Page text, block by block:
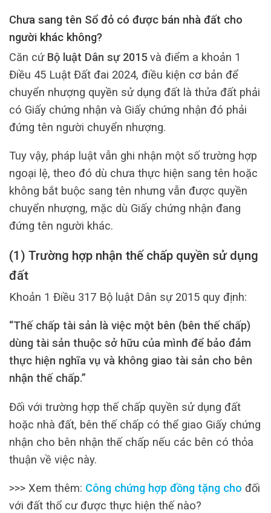
Chưa sang tên Sổ đỏ có được bán nhà đất cho
người khác không?
Căn cứ Bộ luật Dân sự 2015và điểm a khoản 1
Điều 45 Luật Đất đai 2024, điều kiện cơ bản để
chuyển nhượng quyền sử dụng đất là thửa đất phải
có Giấy chứng nhận và Giấy chứng nhận đó phải
đứng tên người chuyển nhượng.
Tuy vậy, pháp luật vẫn ghi nhận một số trường hợp
ngoại lệ, theo đó dù chưa thực hiện sang tên hoặc
không bắt buộc sang tên nhưng vẫn được quyền
chuyển nhượng, mặc dù Giấy chứng nhận đang
đứng tên người khác.
(1) Trường hợp nhận thế chấp quyền sử dụng
đất
Khoản 1 Điều 317 Bộ luật Dân sự 2015 quy định:
“Thế chấp tài sản là việc một bên (bên thế chấp)
dùng tài sản thuộc sở hữu của mình để bảo đảm
thực hiện nghĩa vụ và không giao tài sản cho bên
nhận thế chấp.”
Đối với trường hợp thế chấp quyền sử dụng đất
hoặc nhà đất, bên thế chấp có thể giao Giấy chứng
nhận cho bên nhận thế chấp nếu các bên có thỏa
thuận về việc này.
>>> Xem thêm: Công chứng hợp đồng tặng cho đối
với đất thổ cư được thực hiện thế nào?